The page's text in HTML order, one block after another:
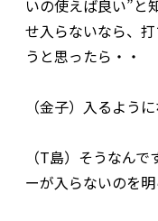
いの使えば良い”と
せ入らないなら、
うと思ったら・・
（金子）入るよう
（T島）そうなん
ーが入らないのを明